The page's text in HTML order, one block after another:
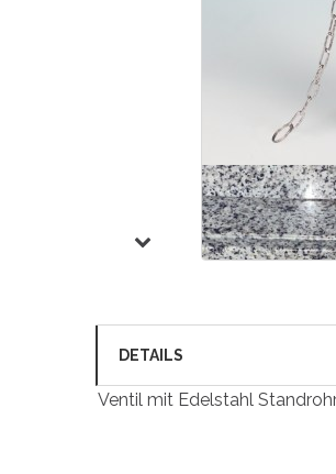
DETAILS
Ventil mit Edelstahl